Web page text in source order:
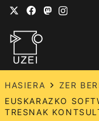
HASIERA
ZER
EUSKARAZKO
TRESNAK